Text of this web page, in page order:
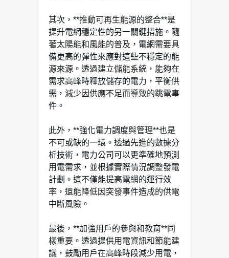
其次，**推動可再生能源的整合**是
提升電網穩定性的另一關鍵措施。隨
著太陽能和風能的普及，電網需要具
備更高的彈性來應對這些不穩定的能
源來源。透過建立儲能系統，能夠在
需求高峰時釋放儲存的電力，平衡供
需，減少因供應不足而導致的跳電事
件。
此外，**強化電力調度與管理**也是
不可或缺的一環。透過先進的數據分
析技術，電力公司可以更準確地預測
用電需求，並根據實際情況調整發電
計劃。這不僅能提高電網的運行效
率，還能降低因突發事件造成的供電
中斷風險。
最後，**加強用戶的參與和教育**同
樣重要。透過提供用電資訊和節能建
議，鼓勵用戶在高峰時段減少用電，